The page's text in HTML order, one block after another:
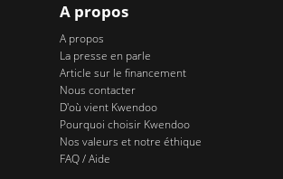
A propos
A propos
La presse en parle
Article sur le financement
Nous contacter
D'où vient Kwendoo
Pourquoi choisir Kwendoo
Nos valeurs et notre éthique
FAQ / Aide